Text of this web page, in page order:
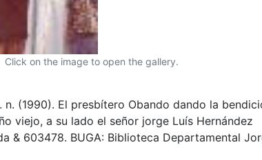
Click on the image to open the gallery.
n. (1990). El presbítero Obando dando la
viejo, a su lado el señor jorge Luís Hernández
& 603478. BUGA: Biblioteca Departamental